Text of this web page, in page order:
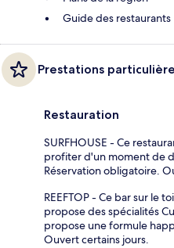
Guide des restaurants
Prestations
Restauration
SURFHOUSE - Ce
profiter d'un moment de
Réservation obligatoire.
REEFTOP - Ce bar sur le
propose des spécialités
propose une formule
Ouvert certains jours.